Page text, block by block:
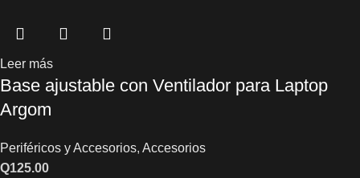
Leer más
Base ajustable con Ventilador para Laptop
Argom
Periféricos y Accesorios, Accesorios
Q125.00